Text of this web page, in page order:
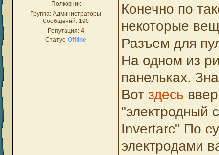
Полковник
Группа: Администраторы
Сообщений: 190
Репутация: 4
Статус: Offline
Конечно по
некоторые
Разъем для
На одном из
панельках.
Вот здесь
"электродный
Invertarc" По
электродами